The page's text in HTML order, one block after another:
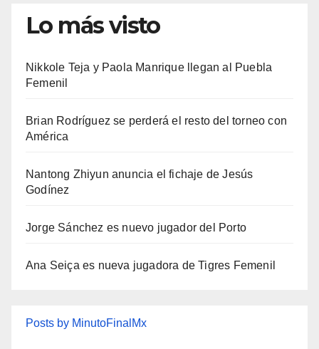
Lo más visto
Nikkole Teja y Paola Manrique llegan al Puebla
Femenil
Brian Rodríguez se perderá el resto del torneo con
América
Nantong Zhiyun anuncia el fichaje de Jesús
Godínez
Jorge Sánchez es nuevo jugador del Porto
Ana Seiça es nueva jugadora de Tigres Femenil
Posts by MinutoFinalMx